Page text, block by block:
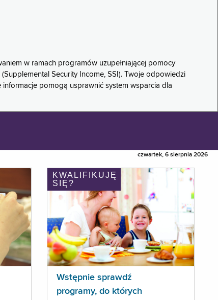
w ramach programów uzupełniającej pomocy
Security Income, SSI). Twoje odpowiedzi
pomogą usprawnić system wsparcia dla
czwartek, 6 sierpnia 2026
KWALIFIKUJĘ
SIĘ?
Wstępnie sprawdź
programy, do których